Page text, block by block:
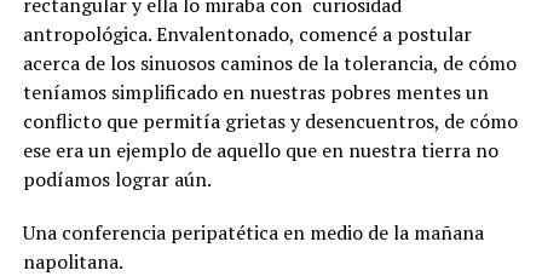
antropológica. Envalentonado, comencé a postular
acerca de los sinuosos caminos de la tolerancia, de cómo
teníamos simplificado en nuestras pobres mentes un
conflicto que permitía grietas y desencuentros, de cómo
ese era un ejemplo de aquello que en nuestra tierra no
podíamos lograr aún.
Una conferencia peripatética en medio de la mañana
napolitana.